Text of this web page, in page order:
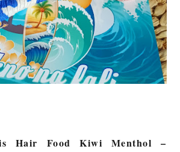
Hair Food Kiwi Menthol –